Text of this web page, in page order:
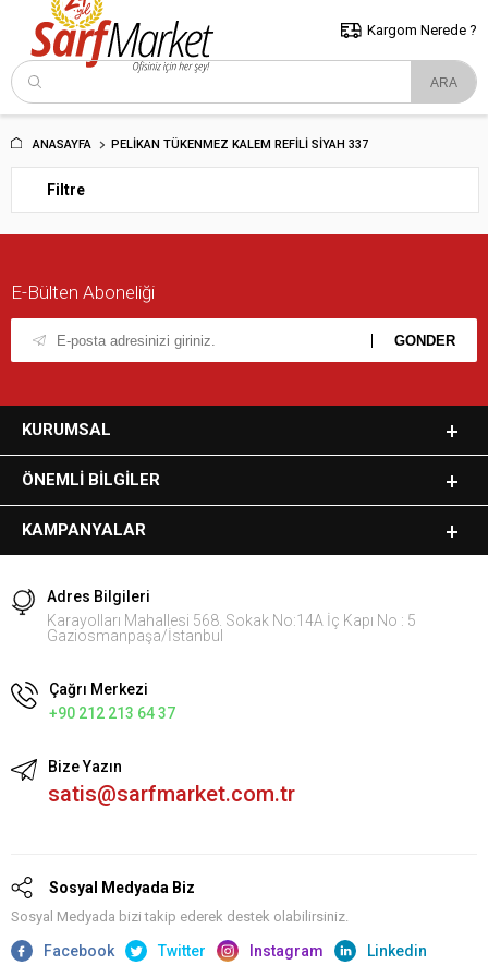
5000 TL ve Üzeri Alışverişlerde İstanbul İçi Kargo Bedava!
ve Trakya İçin Tıklayın..
Kargom Nerede ?
ANASAYFA PELIKAN TÜKENMEZ KALEM REFILI SIYAH 337
Filtre
E-Bülten Aboneliği
KURUMSAL
ÖNEMLI BILGILER
KAMPANYALAR
Adres Bilgileri
Karayolları Mahallesi 568. Sokak No:14A İç Kapı No : 5
Gaziosmanpaşa/İstanbul
Çağrı Merkezi
+90 212 213 64 37
Bize Yazın
satis@sarfmarket.com.tr
Sosyal Medyada Biz
Sosyal Medyada bizi takip ederek destek olabilirsiniz.
Facebook Twitter Instagram Linkedin